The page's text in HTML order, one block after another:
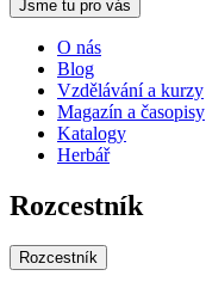
Jsme tu pro vás
O nás
Blog
Vzdělávání a kurzy
Magazín a časopisy
Katalogy
Herbář
Rozcestník
Rozcestník